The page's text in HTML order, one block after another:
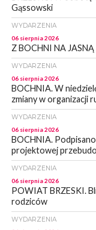
Gąssowski
WYDARZENIA
06 sierpnia 2026
Z BOCHNI NA
WYDARZENIA
06 sierpnia 2026
BOCHNIA. W
zmiany w organizacji
WYDARZENIA
06 sierpnia 2026
BOCHNIA.
projektowej
WYDARZENIA
06 sierpnia 2026
POWIAT BRZESKI.
rodziców
WYDARZENIA